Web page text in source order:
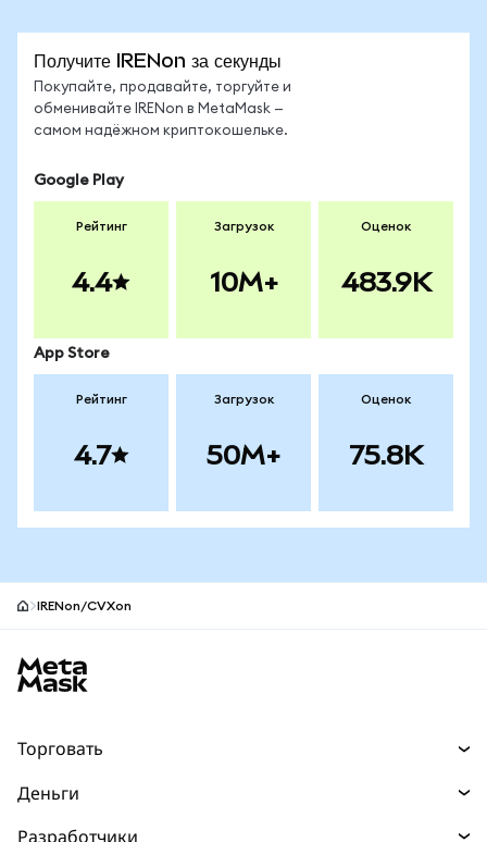
Получите IRENon за секунды
Покупайте, продавайте, торгуйте и
обменивайте IRENon в MetaMask —
самом надёжном криптокошельке.
Google Play
Рейтинг
4.4
Загрузок
10M+
Оценок
483.9K
App Store
Рейтинг
4.7
Загрузок
50M+
Оценок
75.8K
IRENon/CVXon
Торговать
Деньги
Разработчики